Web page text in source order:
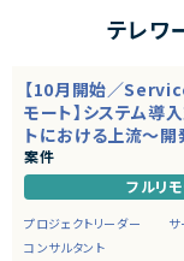
テレワ
【10月開始／
モート】システム導
トにおける上流～開
案件
フルリ
プロジェクトリーダー
サ
コンサルタント